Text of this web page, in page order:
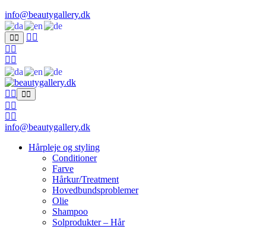
info@beautygallery.dk
info@beautygallery.dk
Hårpleje og styling
Conditioner
Farve
Hårkur/Treatment
Hovedbundsproblemer
Olie
Shampoo
Solprodukter – Hår